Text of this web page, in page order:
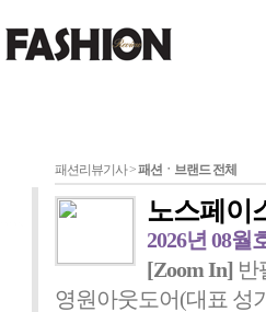
패션리뷰기사 >패션ㆍ브랜드 전체
노스페이
2026년 08월
[Zoom In] 반
영원아웃도어(대표 성